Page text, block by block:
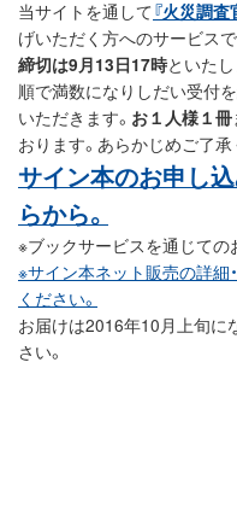
当サイトを通して『火災調査
げいただく方へのサービス
締切は9月13日17時といた
順で満数になりしだい受付
いただきます。 お１人様１冊
おります。あらかじめご了承
サイン本のお申し
らから。
※ブックサービスを通じての
※サイン本ネット販売の詳細
ください。
お届けは2016年10月上旬に
さい。